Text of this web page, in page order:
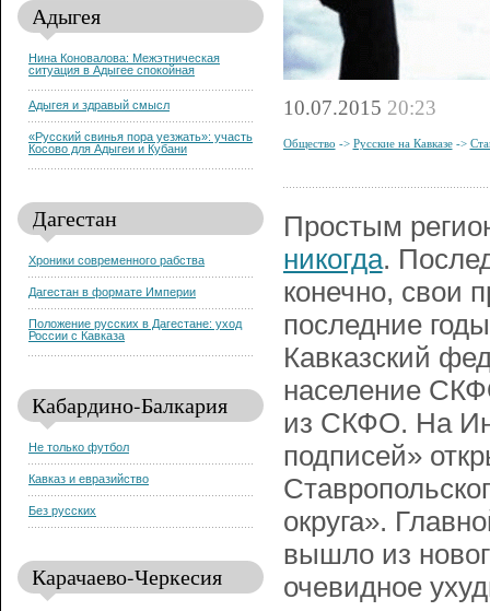
Адыгея
Нина Коновалова: Межэтническая
ситуация в Адыгее спокойная
Адыгея и здравый смысл
«Русский свинья пора уезжать»: участь
Косово для Адыгеи и Кубани
Дагестан
Хроники современного рабства
Дагестан в формате Империи
Положение русских в Дагестане: уход
России с Кавказа
Кабардино-Балкария
Не только футбол
Кавказ и евразийство
Без русских
Карачаево-Черкесия
10.07.2015 20:23
Общество -> Русские на Кавказе ->
Простым
никогда.
конечно, свои
последние
Кавказский
население
из СКФО. На
подписей»
округа».
вышло из
очевидное